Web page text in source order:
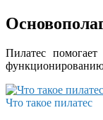
Пилатес
Что такое пилатес